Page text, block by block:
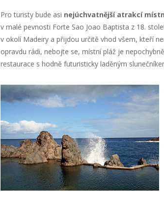
Pro turisty bude asi nejúchvatnější atrakcí
v malé pevnosti Forte Sao Joao Baptista z 18.
v okolí Madeiry a přijdou určitě vhod všem, kteří
opravdu rádi, nebojte se, místní pláž je
restaurace s hodně futuristicky laděným